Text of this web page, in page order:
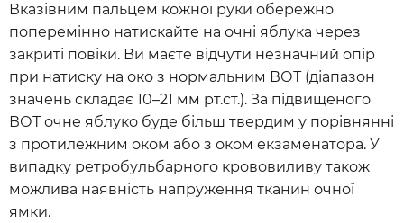
Вказівним пальцем кожної руки обережно
поперемінно натискайте на очні яблука через
закриті повіки. Ви маєте відчути незначний опір
при натиску на око з нормальним ВОТ (діапазон
значень складає 10–21 мм рт.ст.). За підвищеного
ВОТ очне яблуко буде більш твердим у порівнянні
з протилежним оком або з оком екзаменатора. У
випадку ретробульбарного крововиливу також
можлива наявність напруження тканин очної
ямки.